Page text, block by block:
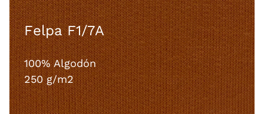
Felpa F1/7A
100% Algodón
250 g/m2